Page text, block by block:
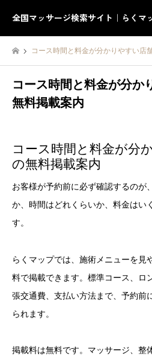
全国マッサージ検索サイト｜らくマ
コース時間と料金が分かりやすい店
コース時間と料金が分か
無料掲載案内
コース時間と料金が分
の無料掲載案内
お客様が予約前に必ず確認するのが
か、時間はどれくらいか、料金はい
す。
らくマップでは、施術メニューを見
料で掲載できます。標準コース、ロ
張交通費、支払い方法まで、予約前
られます。
掲載料は無料です。マッサージ、整